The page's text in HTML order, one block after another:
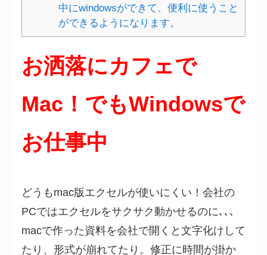
中にwindowsができて、便利に使うこと
ができるようになります。
お洒落にカフェで
Mac！でもWindowsで
お仕事中
どうもmac版エクセルが使いにくい！会社の
PCではエクセルをサクサク動かせるのに､､､
macで作った資料を会社で開くと文字化けして
たり、形式が崩れてたり。修正に時間が掛か